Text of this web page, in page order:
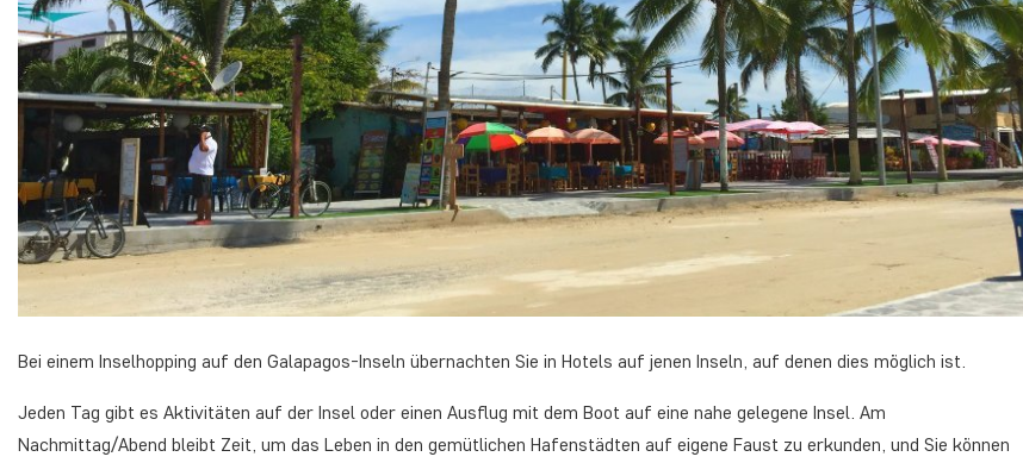
Bei einem Inselhopping auf den Galapagos-Inseln übernachten Sie in Hotels auf jenen Inseln, auf denen dies möglich ist.
Jeden Tag gibt es Aktivitäten auf der Insel oder einen Ausflug mit dem Boot auf eine nahe gelegene Insel. Am
Nachmittag/Abend bleibt Zeit, um das Leben in den gemütlichen Hafenstädten auf eigene Faust zu erkunden, und Sie können